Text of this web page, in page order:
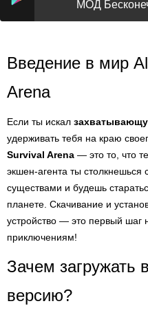
МОД
Введение в мир
Arena
Если ты искал
удерживать тебя на краю
Survival Arena — это то, что
экшен-агента ты
существами и будешь
планете. Скачивание и
устройство — это первый шаг
приключениям!
Зачем загружать
версию?